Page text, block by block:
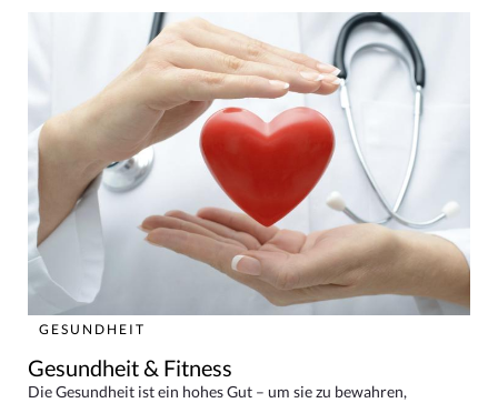
GESUNDHEIT
Gesundheit & Fitness
Die Gesundheit ist ein hohes Gut – um sie zu bewahren,